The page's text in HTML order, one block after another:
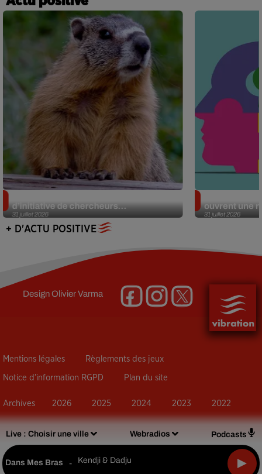
Live : Choisir une ville Webradios Podcasts
Dans Mes Bras - Kendji & Dadju
31 juillet 2026
d’initiative de chercheurs...
31 juillet 2026
ouvrent une
+ D'ACTU POSITIVE
DesignOlivier Varma
Mentions légales Règlements des jeux
Notice d’information RGPD Plan du site
Archives 2026 2025 2024 2023 2022